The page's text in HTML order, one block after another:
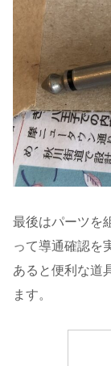
最後はパーツを
って導通確認を
あると便利な道
ます。